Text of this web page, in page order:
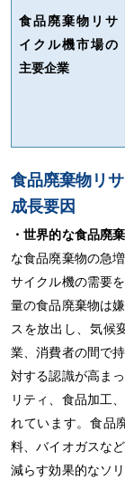
食品廃棄物リサ
イクル機市場の
主要企業
食品廃棄物リ
成長要因
・世界的な食品廃
な食品廃棄物の急
サイクル機の需要
量の食品廃棄物は
スを放出し、気候
業、消費者の間で
対する認識が高ま
リティ、食品加工
れています。食品
料、バイオガスな
減らす効果的なソ